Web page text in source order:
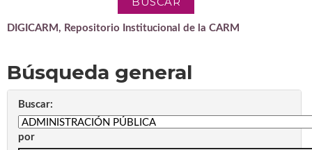
DIGICARM, Repositorio Institucional de la CARM
Búsqueda general
Buscar:
por